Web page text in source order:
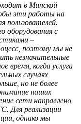
в Минской
эти работы на
пользователей.
оборудования с
–
поэтому мы не
незначительные
время, когда услуги
случаях
но не более
наших
сети направлено
Для реализации
однако мы